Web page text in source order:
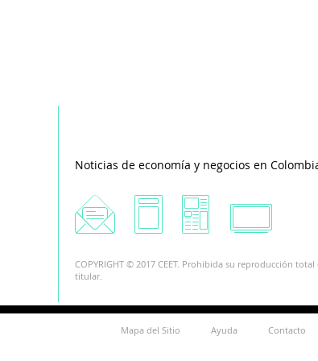
Noticias de economía y negocios en
COPYRIGHT © 2017 CEET. Prohibida su reproducción
titular.
Mapa del Sitio Ayuda Contacto